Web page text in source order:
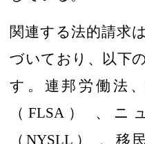
関連する法的請求
づいており、以下
す 。連邦労働法、
（FLSA ） 、 ニ
（NYSLL ） 、移